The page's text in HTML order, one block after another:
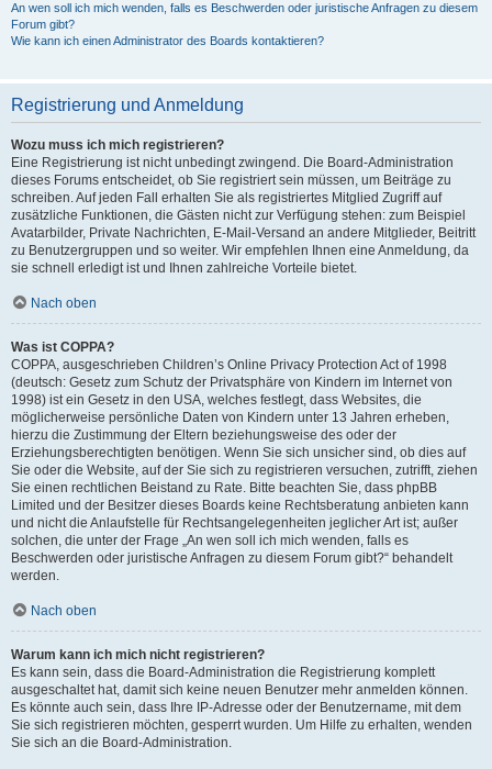
An wen soll ich mich wenden, falls es Beschwerden oder juristische Anfragen zu diesem
Forum gibt?
Wie kann ich einen Administrator des Boards kontaktieren?
Registrierung und Anmeldung
Wozu muss ich mich registrieren?
Eine Registrierung ist nicht unbedingt zwingend. Die Board-Administration
dieses Forums entscheidet, ob Sie registriert sein müssen, um Beiträge zu
schreiben. Auf jeden Fall erhalten Sie als registriertes Mitglied Zugriff auf
zusätzliche Funktionen, die Gästen nicht zur Verfügung stehen: zum Beispiel
Avatarbilder, Private Nachrichten, E-Mail-Versand an andere Mitglieder, Beitritt
zu Benutzergruppen und so weiter. Wir empfehlen Ihnen eine Anmeldung, da
sie schnell erledigt ist und Ihnen zahlreiche Vorteile bietet.
Nach oben
Was ist COPPA?
COPPA, ausgeschrieben Children’s Online Privacy Protection Act of 1998
(deutsch: Gesetz zum Schutz der Privatsphäre von Kindern im Internet von
1998) ist ein Gesetz in den USA, welches festlegt, dass Websites, die
möglicherweise persönliche Daten von Kindern unter 13 Jahren erheben,
hierzu die Zustimmung der Eltern beziehungsweise des oder der
Erziehungsberechtigten benötigen. Wenn Sie sich unsicher sind, ob dies auf
Sie oder die Website, auf der Sie sich zu registrieren versuchen, zutrifft, ziehen
Sie einen rechtlichen Beistand zu Rate. Bitte beachten Sie, dass phpBB
Limited und der Besitzer dieses Boards keine Rechtsberatung anbieten kann
und nicht die Anlaufstelle für Rechtsangelegenheiten jeglicher Art ist; außer
solchen, die unter der Frage „An wen soll ich mich wenden, falls es
Beschwerden oder juristische Anfragen zu diesem Forum gibt?“ behandelt
werden.
Nach oben
Warum kann ich mich nicht registrieren?
Es kann sein, dass die Board-Administration die Registrierung komplett
ausgeschaltet hat, damit sich keine neuen Benutzer mehr anmelden können.
Es könnte auch sein, dass Ihre IP-Adresse oder der Benutzername, mit dem
Sie sich registrieren möchten, gesperrt wurden. Um Hilfe zu erhalten, wenden
Sie sich an die Board-Administration.